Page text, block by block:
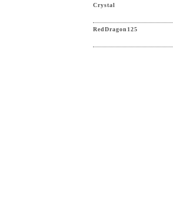
Crystal
RedDragon125